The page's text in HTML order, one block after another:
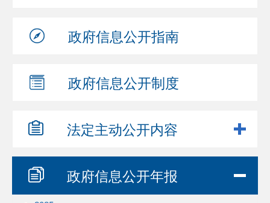
政府信息公开指南
政府信息公开制度
法定主动公开内容
政府信息公开年报